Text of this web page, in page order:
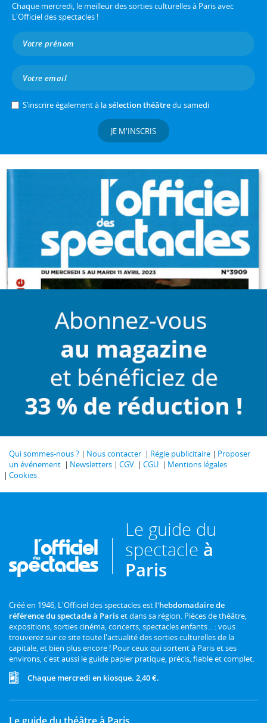
Chaque mercredi, le meilleur des sorties culturelles à Paris avec
L'Officiel des spectacles !
S’inscrire également à lasélection théâtredu samedi
JE M'INSCRIS
Qui sommes-nous ? Nous contacter Régie publicitaire
Proposer
un événement
Newsletters CGV CGU
Mentions légales
Cookies
Le guide du
spectacle à
Paris
Créé en 1946, L'Officiel des spectacles est l'hebdomadaire de
référence du spectacle à Pariset dans sa région. Pièces de théâtre,
expositions, sorties cinéma, concerts, spectacles enfants... : vous
trouverez sur ce site toute l'actualité des sorties culturelles de la
capitale, et bien plus encore ! Pour ceux qui sortent à Paris et ses
environs, c'est aussi le guide papier pratique, précis, fiable et complet.
Chaque mercredi en kiosque. 2,40 €.